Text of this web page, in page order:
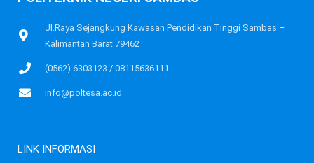
Jl.Raya Sejangkung Kawasan Pendidikan Tinggi Sambas –
Kalimantan Barat 79462
(0562) 6303123 / 08115636111
info@poltesa.ac.id
LINK INFORMASI